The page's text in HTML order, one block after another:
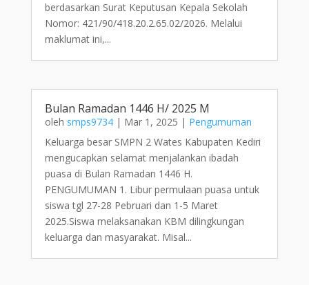
berdasarkan Surat Keputusan Kepala Sekolah
Nomor: 421/90/418.20.2.65.02/2026. Melalui
maklumat ini,...
Bulan Ramadan 1446 H/ 2025 M
oleh smps9734| Mar 1, 2025 | Pengumuman
Keluarga besar SMPN 2 Wates Kabupaten Kediri
mengucapkan selamat menjalankan ibadah
puasa di Bulan Ramadan 1446 H.
PENGUMUMAN 1. Libur permulaan puasa untuk
siswa tgl 27-28 Pebruari dan 1-5 Maret
2025.Siswa melaksanakan KBM dilingkungan
keluarga dan masyarakat. Misal...